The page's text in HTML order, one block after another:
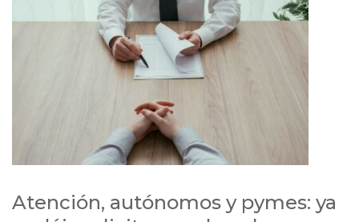
Atención, autónomos y pymes: ya